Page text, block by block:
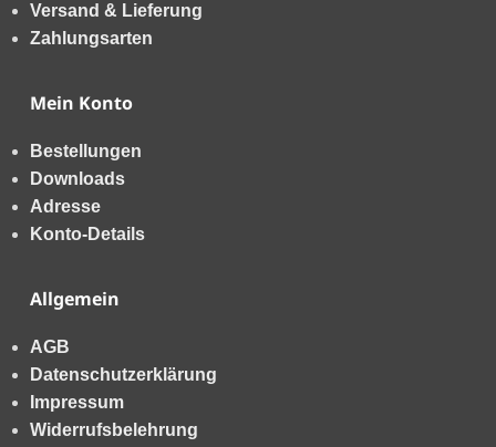
Versand & Lieferung
Zahlungsarten
Mein Konto
Bestellungen
Downloads
Adresse
Konto-Details
Allgemein
AGB
Datenschutzerklärung
Impressum
Widerrufsbelehrung